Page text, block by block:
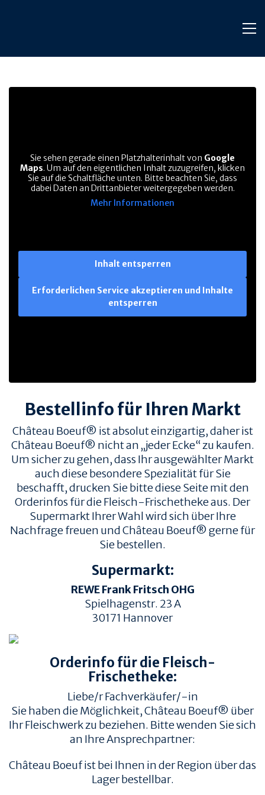
Sie sehen gerade einen Platzhalterinhalt von Google
Maps. Um auf den eigentlichen Inhalt zuzugreifen, klicken
Sie auf die Schaltfläche unten. Bitte beachten Sie, dass
dabei Daten an Drittanbieter weitergegeben werden.
Mehr Informationen
Inhalt entsperren
Erforderlichen Service akzeptieren und Inhalte
entsperren
Bestellinfo für Ihren Markt
Château Boeuf® ist absolut einzigartig, daher ist
Château Boeuf® nicht an „jeder Ecke“ zu kaufen.
Um sicher zu gehen, dass Ihr ausgewählter Markt
auch diese besondere Spezialität für Sie
beschafft, drucken Sie bitte diese Seite mit den
Orderinfos für die Fleisch-Frischetheke aus. Der
Supermarkt Ihrer Wahl wird sich über Ihre
Nachfrage freuen und Château Boeuf® gerne für
Sie bestellen.
Supermarkt:
REWE Frank Fritsch OHG
Spielhagenstr. 23 A
30171 Hannover
Orderinfo für die Fleisch-
Frischetheke:
Liebe/r Fachverkäufer/-in
Sie haben die Möglichkeit, Château Boeuf® über
Ihr Fleischwerk zu beziehen. Bitte wenden Sie sich
an Ihre Ansprechpartner:
Château Boeuf ist bei Ihnen in der Region über das
Lager bestellbar.
TIERWOHL &
HERKUNFT & HALTUNG
RINDERRASSEN
ZERTIFIZIERUNGEN
QUALITÄT &
RÜCKVERFOLGBARKEIT
ZUSCHNITTE
REZEPTE
REZEPTE
EMPFOHLENE SEITEN
INFORMATION